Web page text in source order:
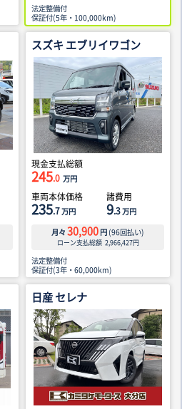
法定整備付
保証付(5年・100,000km)
スズキ エブリイワゴン
現金支払総額
245.0 万円
車両本体価格
235.7万円
諸費用
9.3万円
月々 30,900 円 (96回払い)
ローン支払総額 2,966,427円
法定整備付
保証付(3年・60,000km)
日産 セレナ